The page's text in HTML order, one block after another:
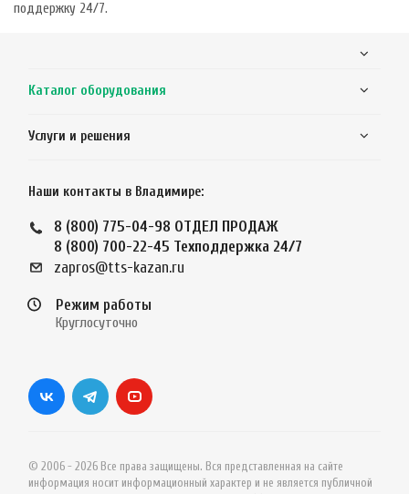
поддержку 24/7.
Каталог оборудования
Услуги и решения
Наши контакты в Владимире:
8 (800) 775-04-98 ОТДЕЛ ПРОДАЖ
8 (800) 700-22-45 Техподдержка 24/7
zapros@tts-kazan.ru
Режим работы
Круглосуточно
© 2006 - 2026 Все права защищены. Вся представленная на сайте
информация носит информационный характер и не является публичной